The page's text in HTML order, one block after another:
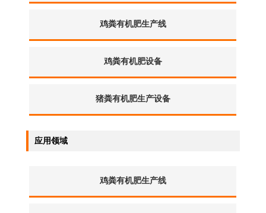
鸡粪有机肥生产线
鸡粪有机肥设备
猪粪有机肥生产设备
应用领域
鸡粪有机肥生产线